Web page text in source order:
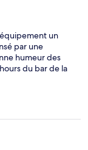
un
par une
humeur des
du bar de la